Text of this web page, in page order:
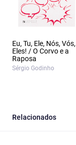
Eu, Tu, Ele, Nós, Vós,
Eles! / O Corvo e a
Raposa
Sérgio Godinho
Relacionados